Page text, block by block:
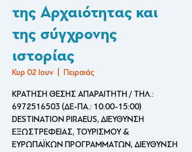
της Αρχαιότητας και
της σύγχρονης
ιστορίας
Κυρ 02 Ιουν Πειραιάς
ΚΡΑΤΗΣΗ ΘΕΣΗΣ ΑΠΑΡΑΙΤΗΤΗ / ΤΗΛ.:
6972516503 (ΔΕ-ΠΑ.: 10:00-15:00)
DESTINATION PIRAEUS, ΔΙΕΥΘΥΝΣΗ
ΕΞΩΣΤΡΕΦΕΙΑΣ, ΤΟΥΡΙΣΜΟΥ &
ΕΥΡΩΠΑΪΚΩΝ ΠΡΟΓΡΑΜΜΑΤΩΝ, ΔΙΕΥΘΥΝΣΗ